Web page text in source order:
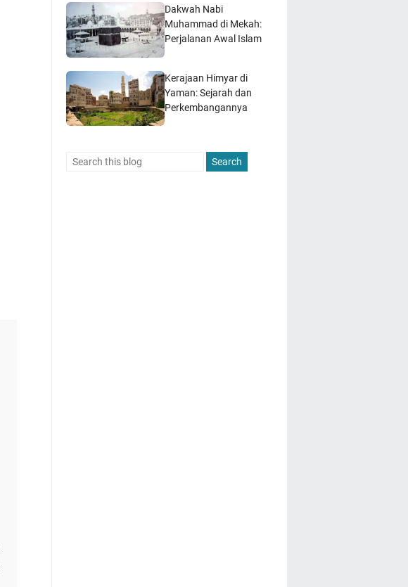
Dakwah Nabi
Muhammad di Mekah:
Perjalanan Awal Islam
Kerajaan Himyar di
Yaman: Sejarah dan
Perkembangannya